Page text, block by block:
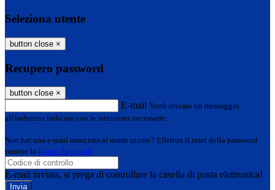
Seleziona utente
button close ×
Recupero password
button close ×
E-mail Verrà inviato un messaggio
all'indirizzo indicato con le istruzioni necessarie.
Non hai una e-mail associata al nome utente? Effettua il reset della password
tramite la Login Spaggiari
E-mail inviata, si prega di controllare la casella di posta elettronica!